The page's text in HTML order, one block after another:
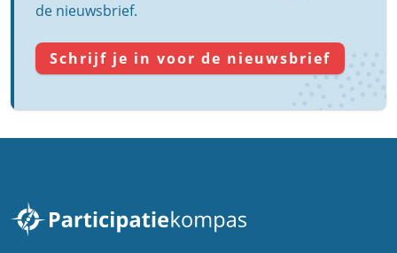
de nieuwsbrief.
Schrijf je in voor de nieuwsbrief